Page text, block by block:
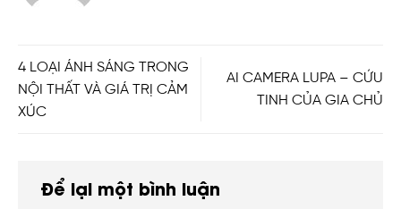
4 LOẠI ÁNH SÁNG TRONG
NỘI THẤT VÀ GIÁ TRỊ CẢM
XÚC
AI CAMERA LUPA – CỨU
TINH CỦA GIA CHỦ
Để lại một bình luận